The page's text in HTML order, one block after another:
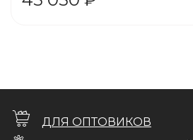
ДЛЯ ОПТОВИКОВ